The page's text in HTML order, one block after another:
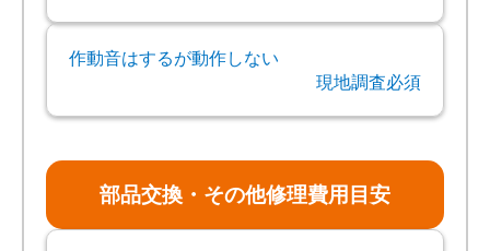
作動音はするが動作しない
現地調査必須
部品交換・その他修理費用目安